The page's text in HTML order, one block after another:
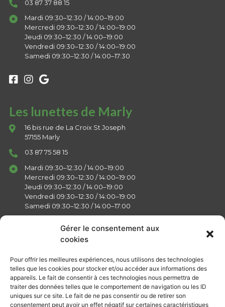
Gérer le consentement aux
cookies
Pour offrir les meilleures expériences, nous utilisons des technologies
telles que les cookies pour stocker et/ou accéder aux informations des
appareils. Le fait de consentir à ces technologies nous permettra de
traiter des données telles que le comportement de navigation ou les ID
uniques sur ce site. Le fait de ne pas consentir ou de retirer son
consentement peut avoir un effet négatif sur certaines caractéristiques
03 87 37 88 15
Mardi 09:30–12:30 / 14:00–19:00
Mercredi 09:30–12:30 / 14:00–19:00
Jeudi 09:30–12:30 / 14:00–19:00
Vendredi 09:30–12:30 / 14:00–19:00
Samedi 09:30–12:30 / 14:00–17:30
Les lunettes de Marly
16 bis rue de La Croix St Joseph
57155 Marly
03 87 75 58 15
Mardi 09:30–12:30 / 14:00–19:00
Mercredi 09:30–12:30 / 14:00–19:00
Jeudi 09:30–12:30 / 14:00–19:00
Vendredi 09:30–12:30 / 14:00–19:00
Samedi 09:30–12:30 / 14:00–17:00
Liens
Actualités
Présentation